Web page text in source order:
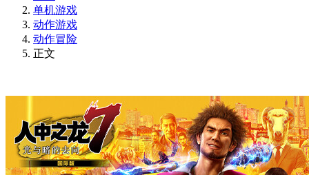
单机游戏
动作游戏
动作冒险
正文